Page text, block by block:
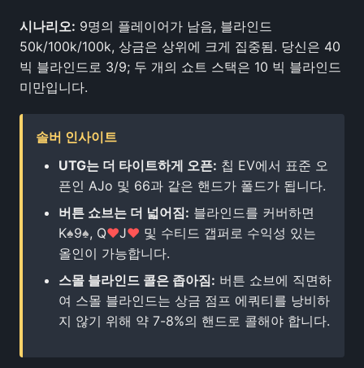
시나리오: 9명의 플레이어가 남음, 블라인드
50k/100k/100k, 상금은 상위에 크게 집중됨. 당신은 40
빅 블라인드로 3/9; 두 개의 쇼트 스택은 10 빅 블라인드
미만입니다.
솔버 인사이트
UTG는 더 타이트하게 오픈: 칩 EV에서 표준 오
픈인 AJo 및 66과 같은 핸드가 폴드가 됩니다.
버튼 쇼브는 더 넓어짐: 블라인드를 커버하면
K♠9♠, Q♥J♥ 및 수티드 갭퍼로 수익성 있는
올인이 가능합니다.
스몰 블라인드 콜은 좁아짐: 버튼 쇼브에 직면하
여 스몰 블라인드는 상금 점프 에쿼티를 낭비하
지 않기 위해 약 7-8%의 핸드로 콜해야 합니다.